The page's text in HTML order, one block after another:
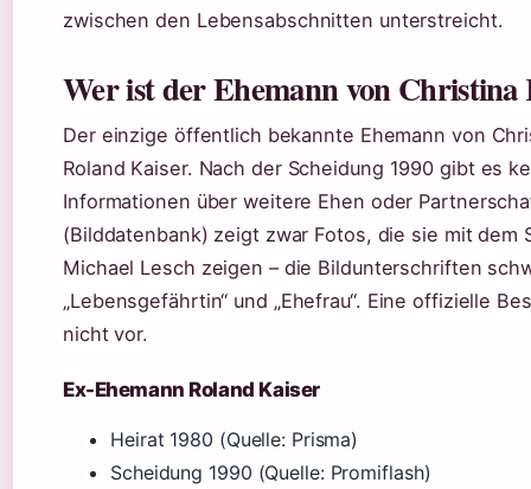
zwischen den Lebensabschnitten unterstreicht.
Wer ist der Ehemann von Christina
Der einzige öffentlich bekannte Ehemann von
Roland Kaiser. Nach der Scheidung 1990 gibt es
Informationen über weitere Ehen oder
(Bilddatenbank) zeigt zwar Fotos, die sie mit dem
Michael Lesch zeigen – die Bildunterschriften
„Lebensgefährtin“ und „Ehefrau“. Eine offizielle
nicht vor.
Ex-Ehemann Roland Kaiser
Heirat 1980 (Quelle: Prisma)
Scheidung 1990 (Quelle: Promiflash)